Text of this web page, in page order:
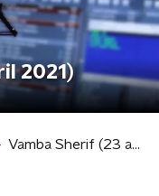
2021)
Vamba Sherif (23 april 2021)